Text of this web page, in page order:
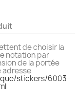
de choisir la
notation par
de la portée
adresse
stickers/6003-